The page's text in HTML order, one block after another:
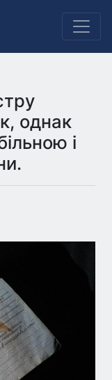
однак
і